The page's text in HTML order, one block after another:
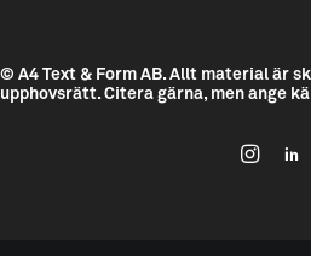
© A4 Text & Form AB. Allt material är
upphovsrätt. Citera gärna, men ange